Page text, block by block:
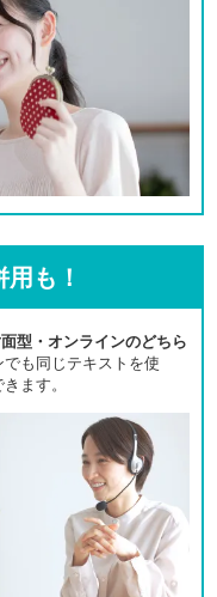
も！
型・オンラインのどちら
でも同じテキストを使
ます。